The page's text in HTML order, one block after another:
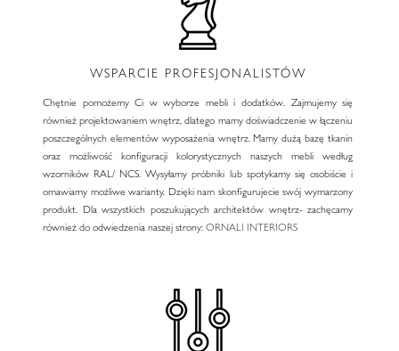
WSPARCIE PROFESJONALISTÓW
Chętnie pomożemy Ci w wyborze mebli i dodatków. Zajmujemy się
również projektowaniem wnętrz, dlatego mamy doświadczenie w łączeniu
poszczególnych elementów wyposażenia wnętrz. Mamy dużą bazę tkanin
oraz możliwość konfiguracji kolorystycznych naszych mebli według
wzorników RAL/ NCS. Wysyłamy próbniki lub spotykamy się osobiście i
omawiamy możliwe warianty. Dzięki nam skonfigurujecie swój wymarzony
produkt. Dla wszystkich poszukujących architektów wnętrz- zachęcamy
również do odwiedzenia naszej strony:ORNALI INTERIORS